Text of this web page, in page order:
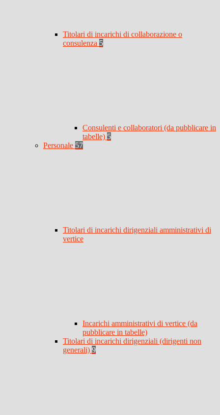
Titolari di incarichi di collaborazione o
consulenza 5
Consulenti e collaboratori (da pubblicare in
tabelle) 5
Personale 57
Titolari di incarichi dirigenziali amministrativi di
vertice
Incarichi amministrativi di vertice (da
pubblicare in tabelle)
Titolari di incarichi dirigenziali (dirigenti non
generali) 9